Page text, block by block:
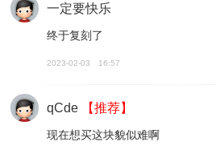
一定要快乐
终于复刻了
2023-02-03 16:57
qCde 【推荐】
现在想买这块貌似难啊